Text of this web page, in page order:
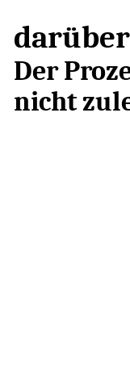
Der
nicht